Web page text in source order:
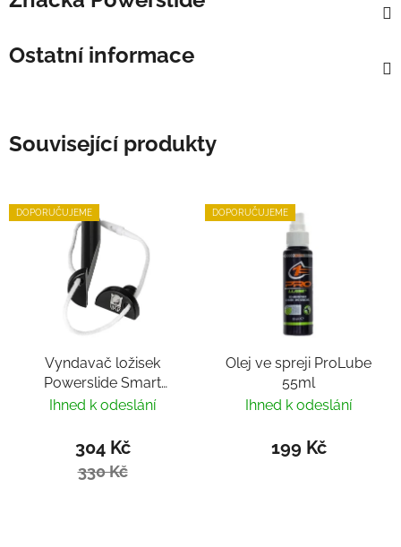
Ostatní informace
Související produkty
DOPORUČUJEME
Vyndavač ložisek
Powerslide Smart
Bearing Remover by
Ihned k odeslání
304 Kč
330 Kč
DOPORUČUJEME
Olej ve spreji ProLube
55ml
Ihned k odeslání
199 Kč